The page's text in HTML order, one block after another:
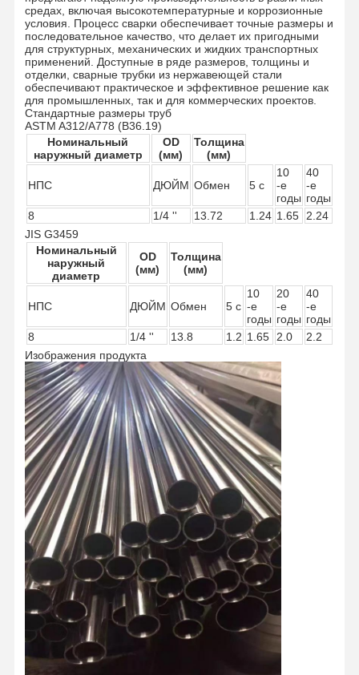
Наша
Фабрика
Контроль
Качества
Контактные
Данные
Новости
Все Случаи
Трубные фитинги из нержавеющей стали под сварку встык
Фитинги для труб из нержавеющей стали
Выкованные нержавеющей сталью штуцеры трубы
Фланцы нержавеющей стали
клапан из нержавеющей стали
Трубы нержавеющей стали безшовные
Штуцеры санитарной трубы нержавеющей стали
ТРУБКА БА
Трубы сваренные нержавеющей сталью
Лист катушки нержавеющей стали
средах, включая высокотемпературные и коррозионные
условия. Процесс сварки обеспечивает точные размеры и
последовательное качество, что делает их пригодными
для структурных, механических и жидких транспортных
применений. Доступные в ряде размеров, толщины и
отделки, сварные трубки из нержавеющей стали
обеспечивают практическое и эффективное решение как
для промышленных, так и для коммерческих проектов.
Стандартные размеры труб
ASTM A312/A778 (B36.19)
Номинальный
наружный диаметр
OD
(мм)
Толщина
(мм)
НПС ДЮЙМ Обмен 5 с
10
-е
годы
40
-е
годы
8
1/4 '' 13.72 1.24 1.65
2.24
JIS G3459
Номинальный
наружный
диаметр
OD
(мм)
Толщина
(мм)
НПС ДЮЙМ Обмен 5 с
10
-е
годы
20
-е
годы
40
-е
годы
8
1/4 '' 13.8 1.2 1.65 2.0
2.2
Изображения продукта